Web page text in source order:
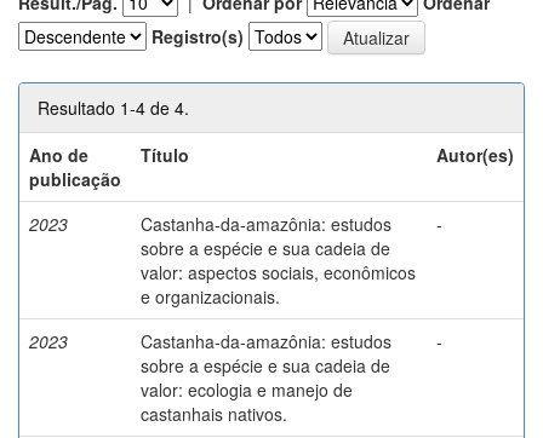
Registro(s)
Resultado 1-4 de 4.
Ano de
publicação
Título Autor(es)
2023
Castanha-da-amazônia: estudos
sobre a espécie e sua cadeia de
valor: aspectos sociais, econômicos
e organizacionais.
-
2023
Castanha-da-amazônia: estudos
sobre a espécie e sua cadeia de
valor: ecologia e manejo de
castanhais nativos.
-